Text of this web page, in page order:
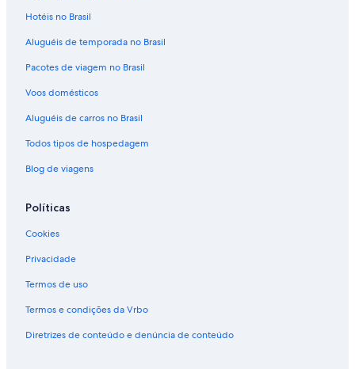
Hotéis no Brasil
Aluguéis de temporada no Brasil
Pacotes de viagem no Brasil
Voos domésticos
Aluguéis de carros no Brasil
Todos tipos de hospedagem
Blog de viagens
Políticas
Cookies
Privacidade
Termos de uso
Termos e condições da Vrbo
Diretrizes de conteúdo e denúncia de conteúdo